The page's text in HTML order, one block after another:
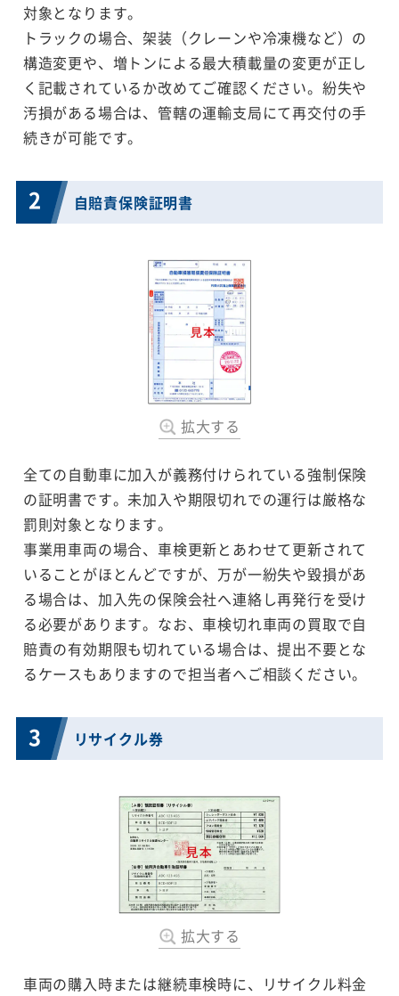
対象となります。
トラックの場合、架装（クレーンや冷凍機など）の
構造変更や、増トンによる最大積載量の変更が正し
く記載されているか改めてご確認ください。紛失や
汚損がある場合は、管轄の運輸支局にて再交付の手
続きが可能です。
2 自賠責保険証明書
拡大する
全ての自動車に加入が義務付けられている強制保険
の証明書です。未加入や期限切れでの運行は厳格な
罰則対象となります。
事業用車両の場合、車検更新とあわせて更新されて
いることがほとんどですが、万が一紛失や毀損があ
る場合は、加入先の保険会社へ連絡し再発行を受け
る必要があります。なお、車検切れ車両の買取で自
賠責の有効期限も切れている場合は、提出不要とな
るケースもありますので担当者へご相談ください。
3 リサイクル券
拡大する
車両の購入時または継続車検時に、リサイクル料金